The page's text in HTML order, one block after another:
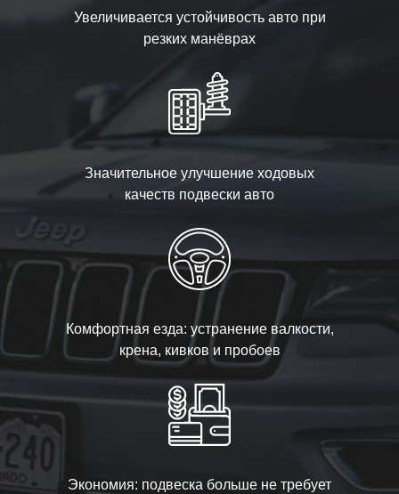
Увеличивается устойчивость авто при
резких манёврах
Значительное улучшение ходовых
качеств подвески авто
Комфортная езда: устранение валкости,
крена, кивков и пробоев
Экономия: подвеска больше не требует